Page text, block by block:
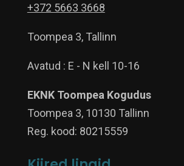
+372 5663 3668
Toompea 3, Tallinn
Avatud : E - N kell 10-16
EKNK Toompea Kogudus
Toompea 3, 10130 Tallinn
Reg. kood: 80215559